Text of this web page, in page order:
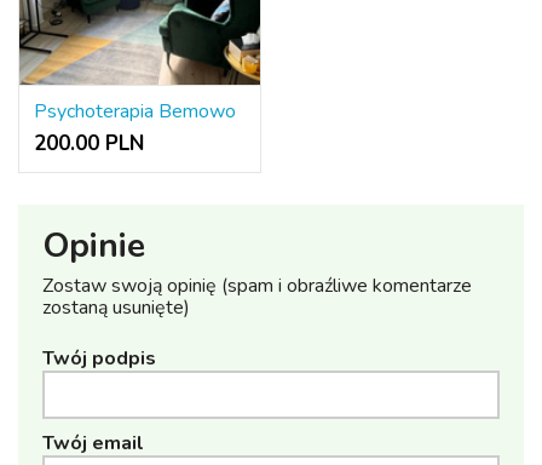
Psychoterapia Bemowo
200.00 PLN
Opinie
Zostaw swoją opinię (spam i obraźliwe komentarze
zostaną usunięte)
Twój podpis
Twój email